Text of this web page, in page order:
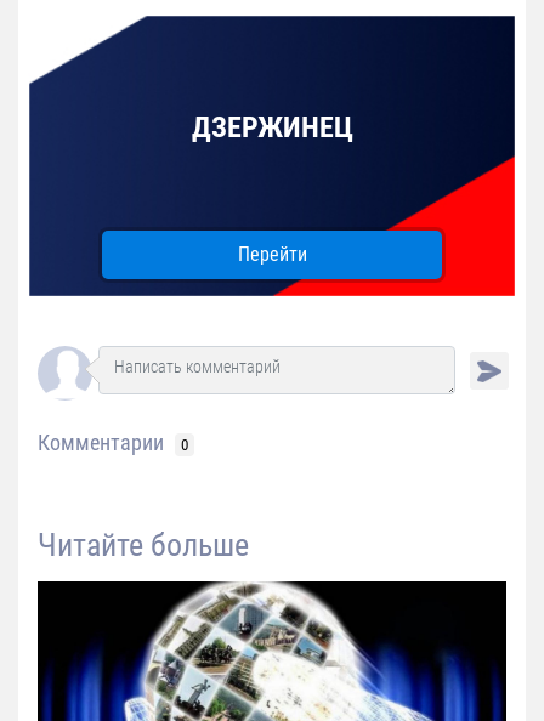
ДЗЕРЖИНЕЦ
Перейти
Комментарии 0
Читайте больше